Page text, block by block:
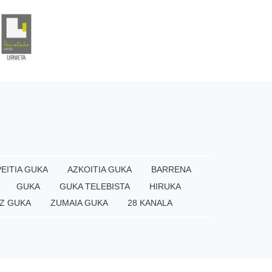
GUKA AZKOITIA GUKA
BARRENA
GUKA GUKA TELEBISTA
HIRUKA
GUKA ZUMAIA GUKA 28 KANALA